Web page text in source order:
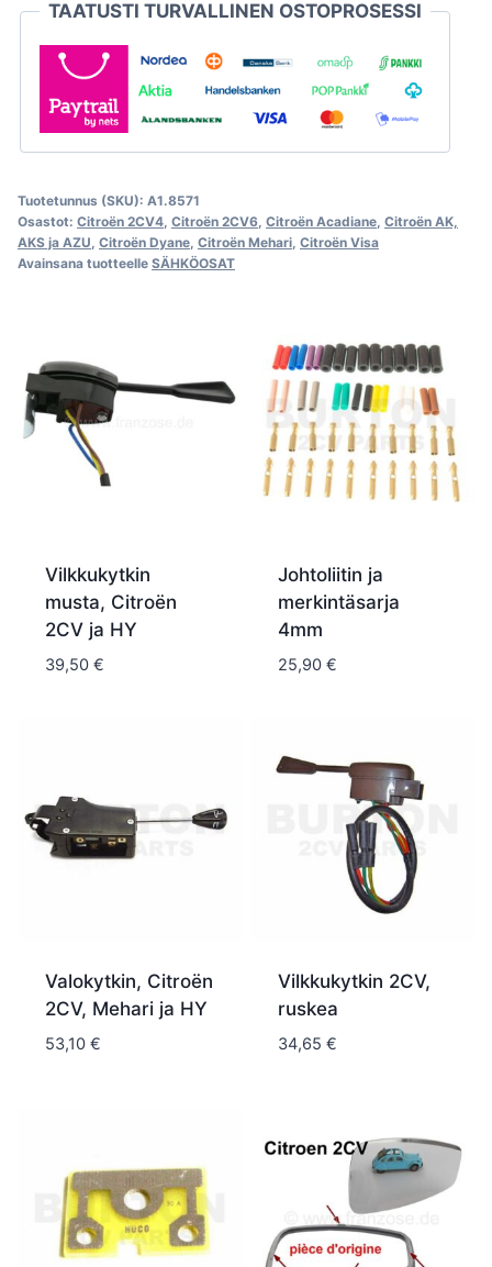
2CV
määrä
TAATUSTI TURVALLINEN OSTOPROSESSI
Tuotetunnus (SKU): A1.8571
Osastot: Citroën 2CV4 Citroën 2CV6 Citroën Acadiane Citroën AK,
AKS ja AZU Citroën Dyane Citroën Mehari Citroën Visa
Avainsana tuotteelle SÄHKÖOSAT
Vilkkukytkin
musta, Citroën
2CV ja HY
39,50 €
Johtoliitin ja
merkintäsarja
4mm
25,90 €
Valokytkin, Citroën
2CV, Mehari ja HY
53,10 €
Vilkkukytkin 2CV,
ruskea
34,65 €